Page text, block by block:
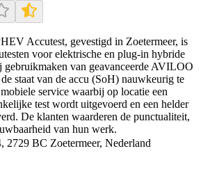
Accutest, gevestigd in Zoetermeer, is
voor elektrische en plug‑in hybride
van geavanceerde AVILOO
staat van de accu (SoH) nauwkeurig te
service waarbij op locatie een
test wordt uitgevoerd en een helder
De klanten waarderen de punctualiteit,
van hun werk.
2729 BC Zoetermeer, Nederland